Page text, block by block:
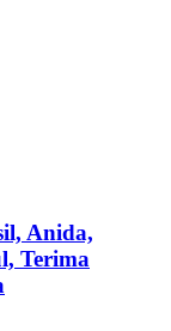
Anida,
Terima